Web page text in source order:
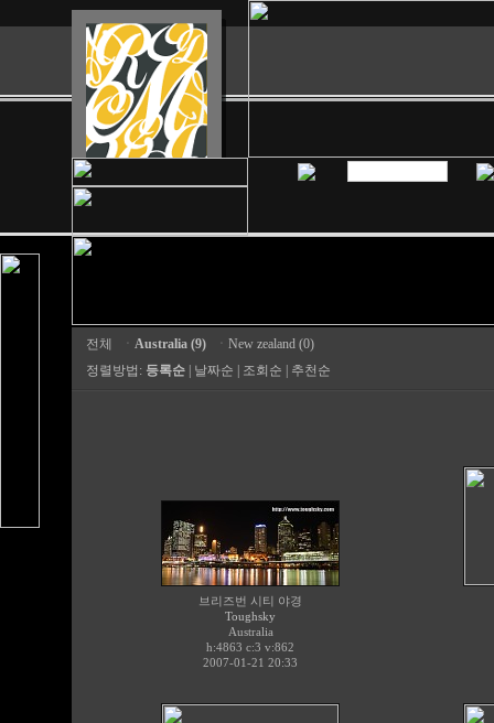
전체 ㆍ Australia (9) ㆍ New zealand (0)
정렬방법: 등록순 날짜순 조회순 추천순
브리즈번 시티 야경
Toughsky
Australia
h:4863 c:3 v:862
2007-01-21 20:33